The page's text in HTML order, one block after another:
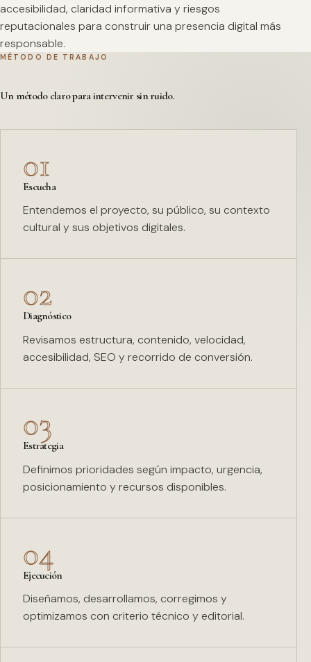
accesibilidad, claridad informativa y riesgos
reputacionales para construir una presencia digital más
responsable.
MÉTODO DE TRABAJO
Un método claro para intervenir sin ruido.
01
Escucha
Entendemos el proyecto, su público, su contexto
cultural y sus objetivos digitales.
02
Diagnóstico
Revisamos estructura, contenido, velocidad,
accesibilidad, SEO y recorrido de conversión.
03
Estrategia
Definimos prioridades según impacto, urgencia,
posicionamiento y recursos disponibles.
04
Ejecución
Diseñamos, desarrollamos, corregimos y
optimizamos con criterio técnico y editorial.